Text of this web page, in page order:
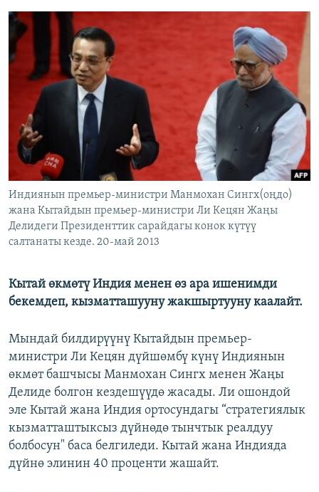
ДАНИСТЕ
ЭЖЕ-СИҢДИЛЕР
АЗАТТЫК+
ЫҢГАЙСЫЗ СУРООЛОР
ОНЛАЙН ШЕРИНЕ
ЭЕ/АРнун бардык сайттары
Индиянын премьер-министри Манмохан Сингх(оңдо)
жана Кытайдын премьер-министри Ли Кецян Жаңы
Делидеги Президенттик сарайдагы конок күтүү
салтанаты кезде. 20-май 2013
Кытай өкмөтү Индия менен өз ара ишенимди
бекемдеп, кызматташууну жакшыртууну каалайт.
Мындай билдирүүнү Кытайдын премьер-
министри Ли Кецян дүйшөмбү күнү Индиянын
өкмөт башчысы Манмохан Сингх менен Жаңы
Делиде болгон кездешүүдө жасады. Ли ошондой
эле Кытай жана Индия ортосундагы “стратегиялык
кызматташтыксыз дүйнөдө тынчтык реалдуу
болбосун" баса белгиледи. Кытай жана Индияда
дүйнө элинин 40 проценти жашайт.